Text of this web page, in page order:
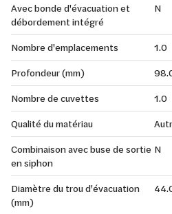
Avec bonde d'évacuation et
débordement intégré
N
Nombre d'emplacements
1.0
Profondeur (mm)
Nombre de cuvettes
1.0
Qualité du matériau
Combinaison avec buse de sortie
en siphon
N
Diamètre du trou d'évacuation
(mm)